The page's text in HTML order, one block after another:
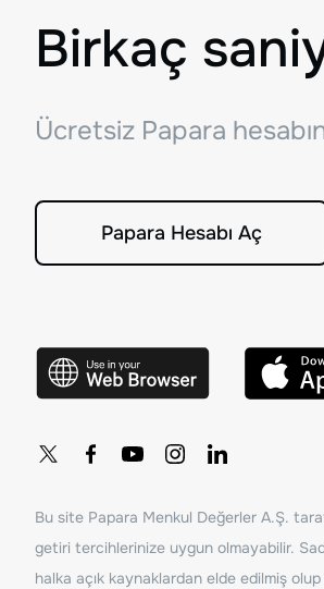
Birkaç
Ücretsiz Papara
Papara Hesabı Aç
Bu site Papara Menkul Değerler A.Ş.
getiri tercihlerinize uygun olmayabilir.
halka açık kaynaklardan elde edilmiş